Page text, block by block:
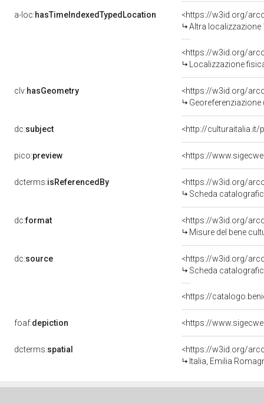
a-loc:hasTimeIndexedTypedLocation
<https://w3id.org/
Altra localizzazione
<https://w3id.org/
Localizzazione
clv:hasGeometry
<https://w3id.org/
dc:subject <http://culturaitalia.it/
pico:preview <https://
dcterms:isReferencedBy
<https://w3id.org/
Scheda
dc:format
<https://w3id.org/
Misure del bene
dc:source
<https://w3id.org/
Scheda
<https://
foaf:depiction <https://
dcterms:spatial
<https://w3id.org/
Italia, Emilia